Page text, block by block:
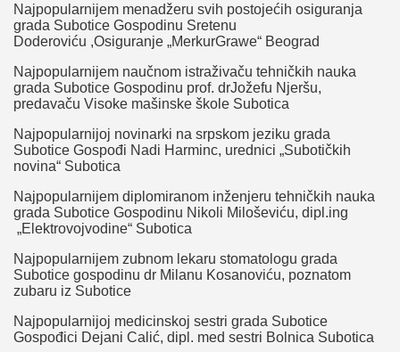
Najpopularnijem menadžeru svih postojećih osiguranja
grada Subotice Gospodinu Sretenu
Doderoviću ,Osiguranje „MerkurGrawe“ Beograd
Najpopularnijem naučnom istraživaču tehničkih nauka
grada Subotice Gospodinu prof. drJožefu Njeršu,
predavaču Visoke mašinske škole Subotica
Najpopularnijoj novinarki na srpskom jeziku grada
Subotice Gospođi Nadi Harminc, urednici „Subotičkih
novina“ Subotica
Najpopularnijem diplomiranom inženjeru tehničkih nauka
grada Subotice Gospodinu Nikoli Miloševiću, dipl.ing
„Elektrovojvodine“ Subotica
Najpopularnijem zubnom lekaru stomatologu grada
Subotice gospodinu dr Milanu Kosanoviću, poznatom
zubaru iz Subotice
Najpopularnijoj medicinskoj sestri grada Subotice
Gospođici Dejani Calić, dipl. med sestri Bolnica Subotica